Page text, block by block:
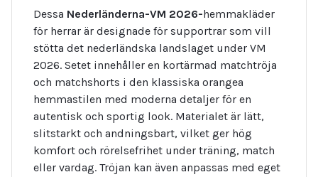
Dessa Nederländerna-VM 2026-hemmakläder
för herrar är designade för supportrar som vill
stötta det nederländska landslaget under VM
2026. Setet innehåller en kortärmad matchtröja
och matchshorts i den klassiska orangea
hemmastilen med moderna detaljer för en
autentisk och sportig look. Materialet är lätt,
slitstarkt och andningsbart, vilket ger hög
komfort och rörelsefrihet under träning, match
eller vardag. Tröjan kan även anpassas med eget